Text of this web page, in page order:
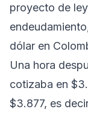
proyecto de
dólar en
Una hora
cotizaba en
$3.877, es